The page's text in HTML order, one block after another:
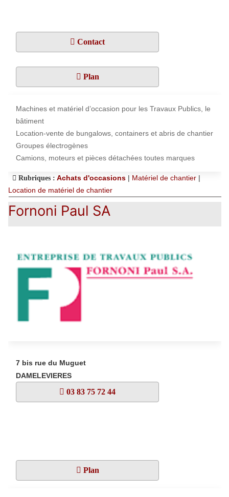
Contact
Plan
Machines et matériel d’occasion pour les Travaux Publics, le
bâtiment
Location-vente de bungalows, containers et abris de chantier
Groupes électrogènes
Camions, moteurs et pièces détachées toutes marques
Rubriques : Achats d'occasions | Matériel de chantier |
Location de matériel de chantier
Fornoni Paul SA
7 bis rue du Muguet
DAMELEVIERES
03 83 75 72 44
Plan